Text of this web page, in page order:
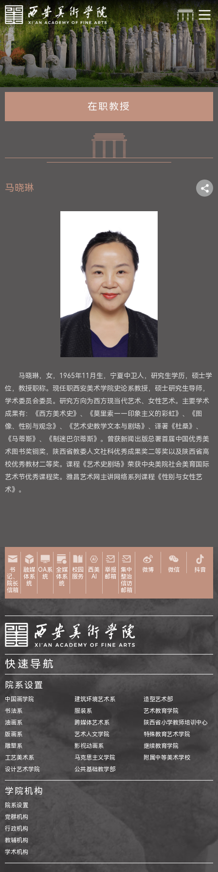
在职教授
马晓琳
马晓琳，女，1965年11月生，宁夏中卫人，研究生学历，硕士学
位，教授职称。现任职西安美术学院史论系教授，硕士研究生导师，
学术委员会委员。研究方向为西方现当代艺术、女性艺术。主要学术
成果有：《西方美术史》、《莫里索——印象主义的彩虹》、《图
像、性别与观念》、《艺术史教学文本与剧场》、译著《杜桑》、
《马蒂斯》、《制迷巴尔蒂斯》。曾获新闻出版总署首届中国优秀美
术图书奖铜奖，陕西省教委人文社科优秀成果奖二等奖以及陕西省高
校优秀教材二等奖。课程《艺术史剧场》荣获中央美院社会美育国际
艺术节优秀课程奖。雅昌艺术网主讲网络系列课程《性别与女性艺
术》。
书
记、
院长
信箱
融媒
体系
统
OA系
统
全媒
体系
统
校园
服务
西美
AI
举报
邮箱
集中
整治
信访
邮箱
微博 微信 抖音
快速导航
院系设置
中国画学院
书法系
油画系
版画系
雕塑系
工艺美术系
设计艺术学院
建筑环境艺术系
服装系
跨媒体艺术系
艺术人文学院
影视动画系
马克思主义学院
公共基础教学部
造型艺术部
艺术教育学院
陕西省小学教师培训中心
特殊教育艺术学院
继续教育学院
附属中等美术学校
学院机构
院系设置
党群机构
行政机构
教辅机构
学术机构